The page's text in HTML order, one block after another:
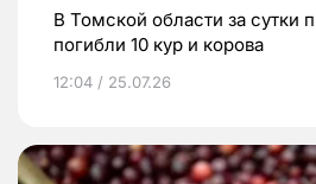
В Томской области за сутки
погибли 10 кур и корова
12:04 / 25.07.26